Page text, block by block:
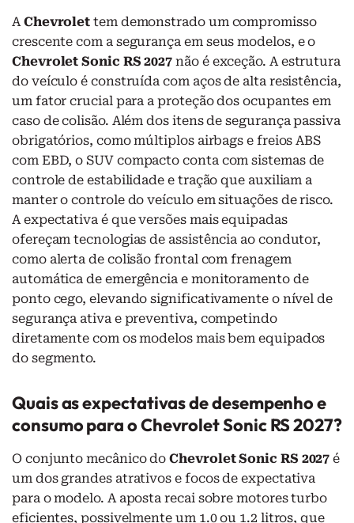
AChevrolet tem demonstrado um compromisso
crescente com a segurança em seus modelos, e o
Chevrolet Sonic RS 2027 não é exceção. A estrutura
do veículo é construída com aços de alta resistência,
um fator crucial para a proteção dos ocupantes em
caso de colisão. Além dos itens de segurança passiva
obrigatórios, como múltiplos airbags e freios ABS
com EBD, o SUV compacto conta com sistemas de
controle de estabilidade e tração que auxiliam a
manter o controle do veículo em situações de risco.
A expectativa é que versões mais equipadas
ofereçam tecnologias de assistência ao condutor,
como alerta de colisão frontal com frenagem
automática de emergência e monitoramento de
ponto cego, elevando significativamente o nível de
segurança ativa e preventiva, competindo
diretamente com os modelos mais bem equipados
do segmento.
Quais as expectativas de desempenho e
consumo para o Chevrolet Sonic RS 2027?
O conjunto mecânico doChevrolet Sonic RS 2027 é
um dos grandes atrativos e focos de expectativa
para o modelo. A aposta recai sobre motores turbo
eficientes, possivelmente um 1.0 ou 1.2 litros, que